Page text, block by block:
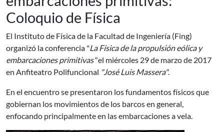
Coloquio de Física
El Instituto de Física de la Facultad de Ingeniería (Fing)
organizó la conferencia "La Física de la propulsión eólica y
embarcaciones primitivas"el miércoles 29 de marzo de 2017
en Anfiteatro Polifuncional "José Luis Massera".
En el encuentro se presentaron los fundamentos físicos que
gobiernan los movimientos de los barcos en general,
enfocando principalmente en las embarcaciones a vela.